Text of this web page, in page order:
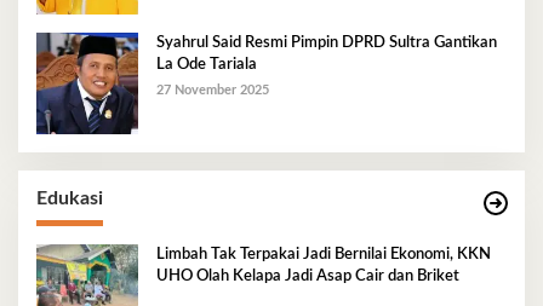
Syahrul Said Resmi Pimpin DPRD Sultra Gantikan
La Ode Tariala
27 November 2025
Edukasi
Limbah Tak Terpakai Jadi Bernilai Ekonomi, KKN
UHO Olah Kelapa Jadi Asap Cair dan Briket